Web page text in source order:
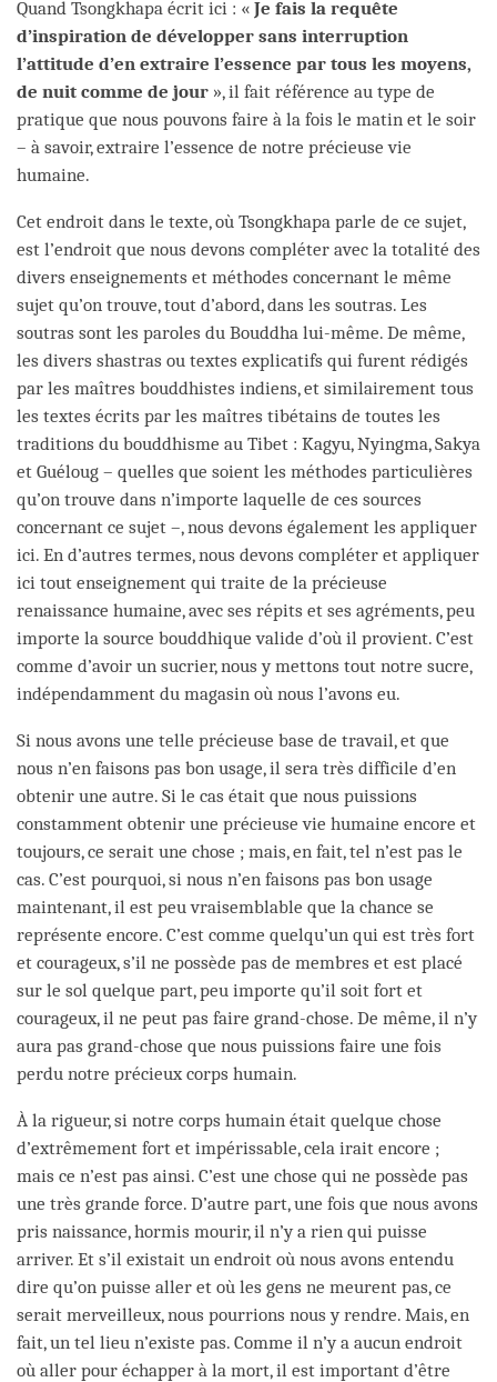
Quand Tsongkhapa écrit ici : « Je fais la requête
d’inspiration de développer sans interruption
l’attitude d’en extraire l’essence par tous les moyens,
de nuit comme de jour », il fait référence au type de
pratique que nous pouvons faire à la fois le matin et le soir
– à savoir, extraire l’essence de notre précieuse vie
humaine.
Cet endroit dans le texte, où Tsongkhapa parle de ce sujet,
est l’endroit que nous devons compléter avec la totalité des
divers enseignements et méthodes concernant le même
sujet qu’on trouve, tout d’abord, dans les soutras. Les
soutras sont les paroles du Bouddha lui-même. De même,
les divers shastras ou textes explicatifs qui furent rédigés
par les maîtres bouddhistes indiens, et similairement tous
les textes écrits par les maîtres tibétains de toutes les
traditions du bouddhisme au Tibet : Kagyu, Nyingma, Sakya
et Guéloug – quelles que soient les méthodes particulières
qu’on trouve dans n’importe laquelle de ces sources
concernant ce sujet –, nous devons également les appliquer
ici. En d’autres termes, nous devons compléter et appliquer
ici tout enseignement qui traite de la précieuse
renaissance humaine, avec ses répits et ses agréments, peu
importe la source bouddhique valide d’où il provient. C’est
comme d’avoir un sucrier, nous y mettons tout notre sucre,
indépendamment du magasin où nous l’avons eu.
Si nous avons une telle précieuse base de travail, et que
nous n’en faisons pas bon usage, il sera très difficile d’en
obtenir une autre. Si le cas était que nous puissions
constamment obtenir une précieuse vie humaine encore et
toujours, ce serait une chose ; mais, en fait, tel n’est pas le
cas. C’est pourquoi, si nous n’en faisons pas bon usage
maintenant, il est peu vraisemblable que la chance se
représente encore. C’est comme quelqu’un qui est très fort
et courageux, s’il ne possède pas de membres et est placé
sur le sol quelque part, peu importe qu’il soit fort et
courageux, il ne peut pas faire grand-chose. De même, il n’y
aura pas grand-chose que nous puissions faire une fois
perdu notre précieux corps humain.
À la rigueur, si notre corps humain était quelque chose
d’extrêmement fort et impérissable, cela irait encore ;
mais ce n’est pas ainsi. C’est une chose qui ne possède pas
une très grande force. D’autre part, une fois que nous avons
pris naissance, hormis mourir, il n’y a rien qui puisse
arriver. Et s’il existait un endroit où nous avons entendu
dire qu’on puisse aller et où les gens ne meurent pas, ce
serait merveilleux, nous pourrions nous y rendre. Mais, en
fait, un tel lieu n’existe pas. Comme il n’y a aucun endroit
où aller pour échapper à la mort, il est important d’être